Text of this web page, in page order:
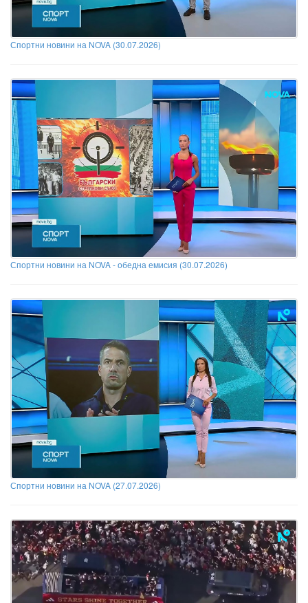
Спортни новини на NOVA (30.07.2026)
Спортни новини на NOVA - обедна емисия (30.07.2026)
Спортни новини на NOVA (27.07.2026)